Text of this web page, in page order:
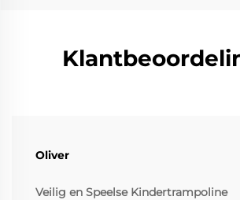
Oliver
Veilig en Speelse Kindertrampoline